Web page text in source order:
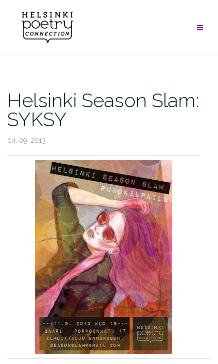
content
Helsinki Season Slam:
SYKSY
04. 09. 2013